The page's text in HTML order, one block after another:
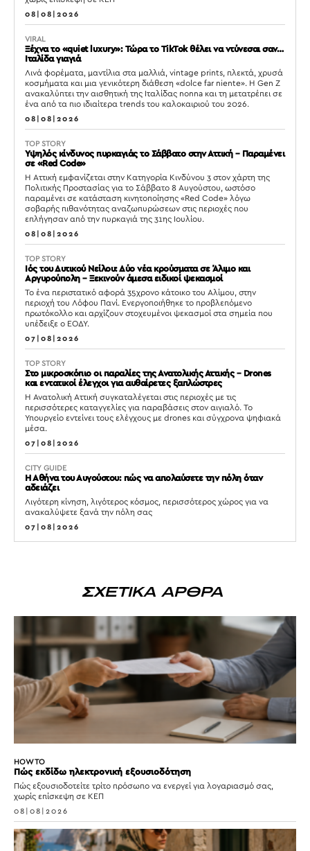
08|08|2026
VIRAL
Ξέχνα το «quiet luxury»: Τώρα το TikTok θέλει να ντύνεσαι σαν…
Ιταλίδα γιαγιά
Λινά φορέματα, μαντίλια στα μαλλιά, vintage prints, πλεκτά, χρυσά
κοσμήματα και μια γενικότερη διάθεση «dolce far niente». Η Gen Z
ανακαλύπτει την αισθητική της Ιταλίδας nonna και τη μετατρέπει σε
ένα από τα πιο ιδιαίτερα trends του καλοκαιριού του 2026.
08|08|2026
TOP STORY
Υψηλός κίνδυνος πυρκαγιάς το Σάββατο στην Αττική – Παραμένει
σε «Red Code»
Η Αττική εμφανίζεται στην Κατηγορία Κινδύνου 3 στον χάρτη της
Πολιτικής Προστασίας για το Σάββατο 8 Αυγούστου, ωστόσο
παραμένει σε κατάσταση κινητοποίησης «Red Code» λόγω
σοβαρής πιθανότητας αναζωπυρώσεων στις περιοχές που
επλήγησαν από την πυρκαγιά της 31ης Ιουλίου.
08|08|2026
TOP STORY
Ιός του Δυτικού Νείλου: Δύο νέα κρούσματα σε Άλιμο και
Αργυρούπολη – Ξεκινούν άμεσα ειδικοί ψεκασμοί
Το ένα περιστατικό αφορά 35χρονο κάτοικο του Αλίμου, στην
περιοχή του Λόφου Πανί. Ενεργοποιήθηκε το προβλεπόμενο
πρωτόκολλο και αρχίζουν στοχευμένοι ψεκασμοί στα σημεία που
υπέδειξε ο ΕΟΔΥ.
07|08|2026
TOP STORY
Στο μικροσκόπιο οι παραλίες της Ανατολικής Αττικής – Drones
και εντατικοί έλεγχοι για αυθαίρετες ξαπλώστρες
Η Ανατολική Αττική συγκαταλέγεται στις περιοχές με τις
περισσότερες καταγγελίες για παραβάσεις στον αιγιαλό. Το
Υπουργείο εντείνει τους ελέγχους με drones και σύγχρονα ψηφιακά
μέσα.
07|08|2026
CITY GUIDE
Η Αθήνα του Αυγούστου: πώς να απολαύσετε την πόλη όταν
αδειάζει
Λιγότερη κίνηση, λιγότερος κόσμος, περισσότερος χώρος για να
ανακαλύψετε ξανά την πόλη σας
07|08|2026
ΣΧΕΤΙΚΑ ΑΡΘΡΑ
HOW TO
Πώς εκδίδω ηλεκτρονική εξουσιοδότηση
Πώς εξουσιοδοτείτε τρίτο πρόσωπο να ενεργεί για λογαριασμό σας,
χωρίς επίσκεψη σε ΚΕΠ
08|08|2026